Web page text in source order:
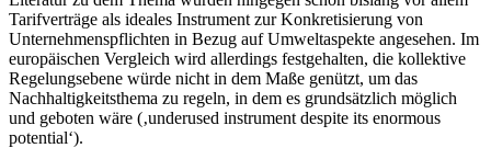
Tarifverträge als ideales Instrument zur Konkretisierung von
Unternehmenspflichten in Bezug auf Umweltaspekte angesehen. Im
europäischen Vergleich wird allerdings festgehalten, die kollektive
Regelungsebene würde nicht in dem Maße genützt, um das
Nachhaltigkeitsthema zu regeln, in dem es grundsätzlich möglich
und geboten wäre (‚underused instrument despite its enormous
potential‘).